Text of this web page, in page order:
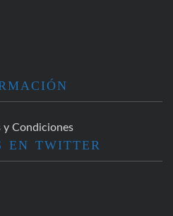
y Condiciones
EN TWITTER